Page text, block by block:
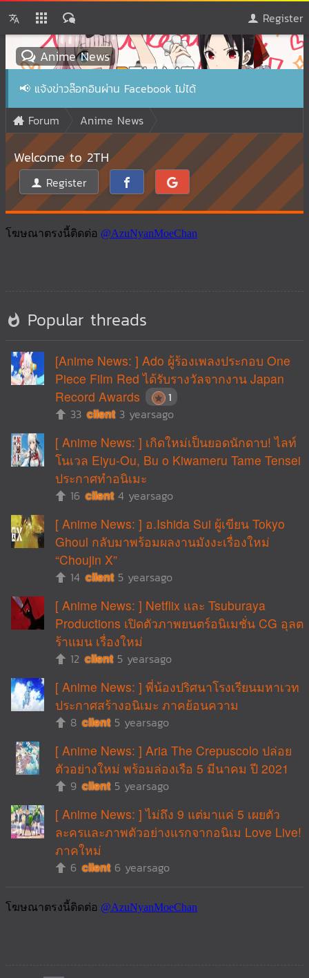
Register
Anime News
📢 แจ้งข่าวล๊อกอินผ่าน Facebook ไม่ได้
Forum
Anime News
Welcome to 2TH
Register
Popular threads
[Anime News: ] Ado ผู้ร้องเพลงประกอบ One
Piece Film Red ได้รับรางวัลจากงาน Japan
Record Awards
1
33 cilent 3 yearsago
[ Anime News: ] เกิดใหม่เป็นยอดนักดาบ! ไลท์
โนเวล Eiyu-Ou, Bu o Kiwameru Tame Tensei
ประกาศทำอนิเมะ
16 cilent 4 yearsago
[ Anime News: ] อ.Ishida Sui ผู้เขียน Tokyo
Ghoul กลับมาพร้อมผลงานมังงะเรื่องใหม่
“Choujin X”
14 cilent 5 yearsago
[ Anime News: ] Netflix และ Tsuburaya
Productions เปิดตัวภาพยนตร์อนิเมชั่น CG อุลต
ร้าแมน เรื่องใหม่
12 cilent 5 yearsago
[ Anime News: ] พี่น้องปริศนาโรงเรียนมหาเวท
ประกาศสร้างอนิเมะ ภาคย้อนความ
8 cilent 5 yearsago
[ Anime News: ] Aria The Crepuscolo ปล่อย
ตัวอย่างใหม่ พร้อมล่องเรือ 5 มีนาคม ปี 2021
9 cilent 5 yearsago
[ Anime News: ] ไม่ถึง 9 แต่มาแค่ 5 เผยตัว
ละครและภาพตัวอย่างแรกจากอนิเม Love Live!
ภาคใหม่
6 cilent 6 yearsago